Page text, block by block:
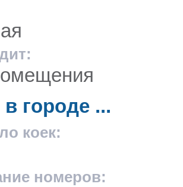
городе ...
коек:
номеров: